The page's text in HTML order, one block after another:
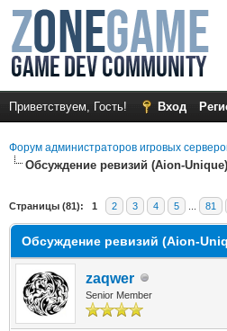
Приветствуем, Гость! Вход
Форум администраторов игровых
Обсуждение ревизий (Aion-Unique)
Страницы (81): 1 2 3 4 5 81
Обсуждение ревизий (Aion-
zaqwer
Senior Member